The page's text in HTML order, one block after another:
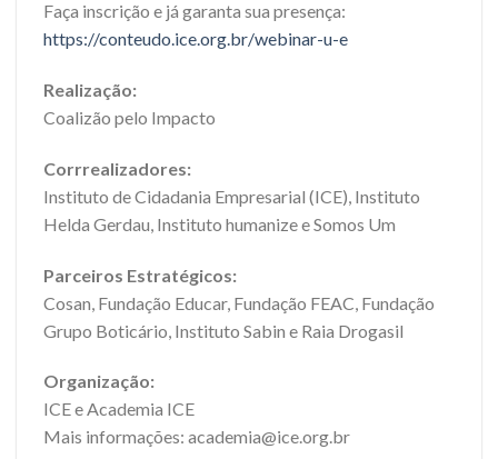
Faça inscrição e já garanta sua presença:
https://conteudo.ice.org.br/webinar-u-e
Realização:
Coalizão pelo Impacto
Corrrealizadores:
Instituto de Cidadania Empresarial (ICE), Instituto
Helda Gerdau, Instituto humanize e Somos Um
Parceiros Estratégicos:
Cosan, Fundação Educar, Fundação FEAC, Fundação
Grupo Boticário, Instituto Sabin e Raia Drogasil
Organização:
ICE e Academia ICE
Mais informações: academia@ice.org.br